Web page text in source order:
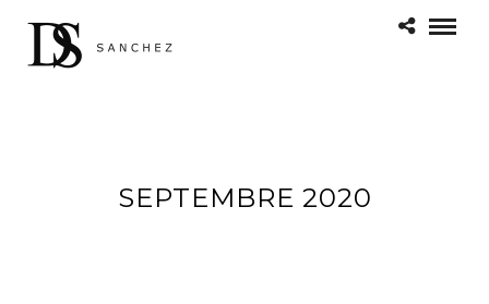
SEPTEMBRE 2020